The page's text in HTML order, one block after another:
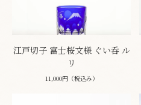
江戸切子 富士桜文様 ぐい呑 ル
リ
11,000円（税込み）